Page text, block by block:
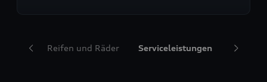
Audi Reifen und Räder Serviceleistungen